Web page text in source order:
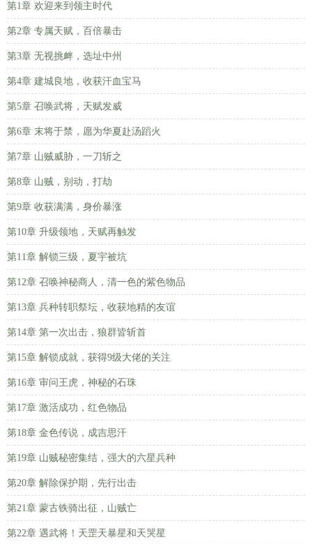
第1章 欢迎来到领主时代
第2章 专属天赋，百倍暴击
第3章 无视挑衅，选址中州
第4章 建城良地，收获汗血宝马
第5章 召唤武将，天赋发威
第6章 末将于禁，愿为华夏赴汤蹈火
第7章 山贼威胁，一刀斩之
第8章 山贼，别动，打劫
第9章 收获满满，身价暴涨
第10章 升级领地，天赋再触发
第11章 解锁三级，夏宇被坑
第12章 召唤神秘商人，清一色的紫色物品
第13章 兵种转职祭坛，收获地精的友谊
第14章 第一次出击，狼群皆斩首
第15章 解锁成就，获得9级大佬的关注
第16章 审问王虎，神秘的石珠
第17章 激活成功，红色物品
第18章 金色传说，成吉思汗
第19章 山贼秘密集结，强大的六星兵种
第20章 解除保护期，先行出击
第21章 蒙古铁骑出征，山贼亡
第22章 遇武将！天罡天暴星和天哭星